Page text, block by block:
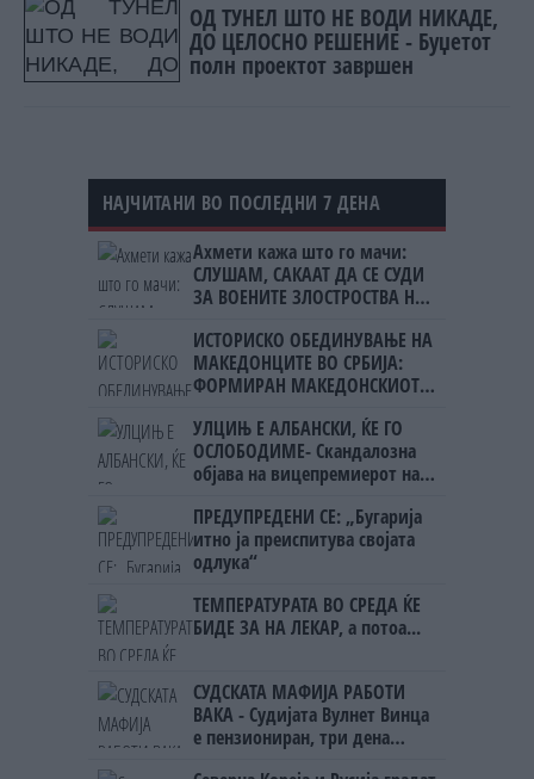
ОД ТУНЕЛ ШТО НЕ ВОДИ НИКАДЕ,
ДО ЦЕЛОСНО РЕШЕНИЕ - Буџетот
полн проектот завршен
НАЈЧИТАНИ ВО ПОСЛЕДНИ 7 ДЕНА
Ахмети кажа што го мачи:
СЛУШАМ, САКААТ ДА СЕ СУДИ
ЗА ВОЕНИТЕ ЗЛОСТРОСТВА НА
ИСТОРИСКО ОБЕДИНУВАЊЕ НА
МАКЕДОНЦИТЕ ВО СРБИЈА:
ФОРМИРАН МАКЕДОНСКИОТ
УЛЦИЊ Е АЛБАНСКИ, ЌЕ ГО
ОСЛОБОДИМЕ- Скандалозна
објава на вицепремиерот на
ПРЕДУПРЕДЕНИ СЕ: „Бугарија
итно ја преиспитува својата
одлука“
ТЕМПЕРАТУРАТА ВО СРЕДА ЌЕ
БИДЕ ЗА НА ЛЕКАР, а потоа...
СУДСКАТА МАФИЈА РАБОТИ
ВАКА - Судијата Вулнет Винца
е пензиониран, три дена